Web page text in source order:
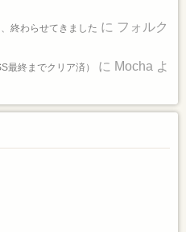
終わらせてきました に フォルク
最終までクリア済） に Mocha よ